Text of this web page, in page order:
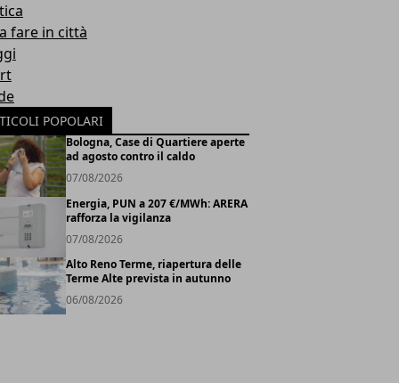
fare in città
POPOLARI
Bologna, Case di Quartiere aperte
ad agosto contro il caldo
07/08/2026
Energia, PUN a 207 €/MWh: ARERA
rafforza la vigilanza
07/08/2026
Alto Reno Terme, riapertura delle
Terme Alte prevista in autunno
06/08/2026